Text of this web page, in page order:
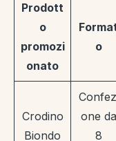
Prodott
o
promozi
onato
o
Crodino
Biondo
one da
8